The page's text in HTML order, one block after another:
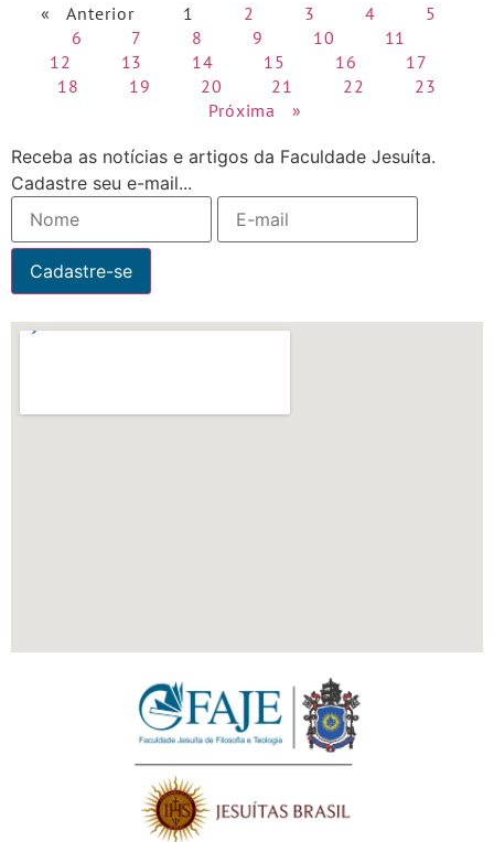
« Anterior 1 2 3 4
5
6
7 8 9 10
11
12
13 14 15 16
17
18
19 20 21 22
23
Próxima »
Receba as notícias e artigos da Faculdade Jesuíta.
Cadastre seu e-mail...